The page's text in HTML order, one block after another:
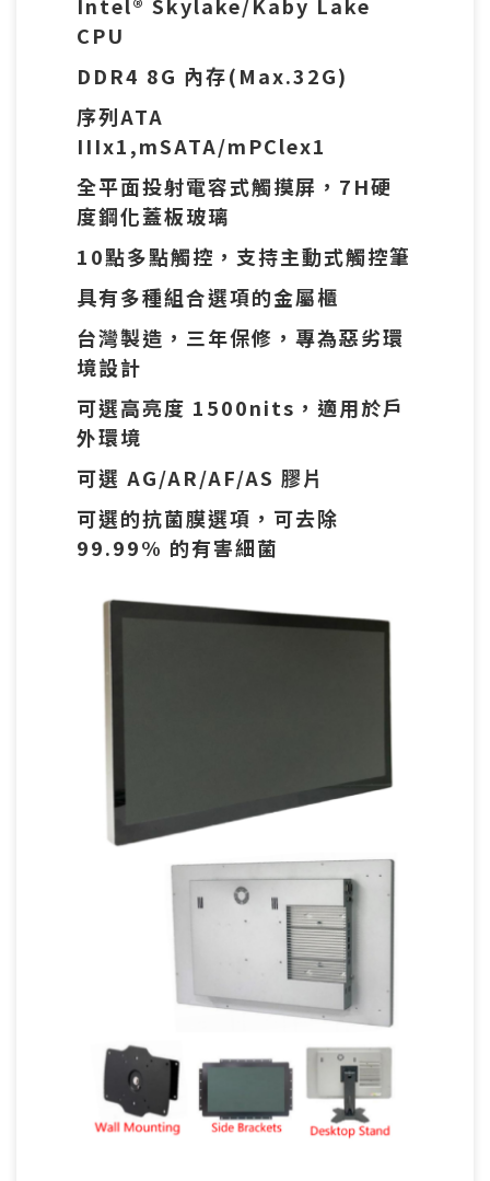
CPU
DDR4 8G 內存(Max.32G)
序列ATA
IIIx1,mSATA/mPClex1
全平面投射電容式觸摸屏，7H硬
度鋼化蓋板玻璃
10點多點觸控，支持主動式觸控筆
具有多種組合選項的金屬櫃
台灣製造，三年保修，專為惡劣環
境設計
可選高亮度 1500nits，適用於戶
外環境
可選 AG/AR/AF/AS 膠片
可選的抗菌膜選項，可去除
99.99% 的有害細菌